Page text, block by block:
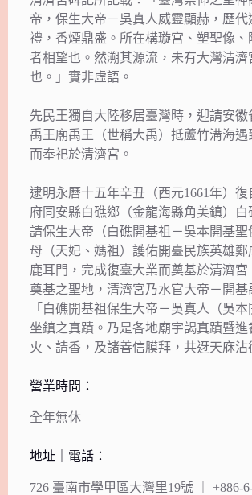
帝，保生大帝－吳真人威靈顯赫，歷代
禮，香煙鼎盛。所在構璇宮、塑聖像、
者相望也。然溯其源流，未有大灣清濟
也。」實非虛語。
先民王獨自大陸移居臺灣時，迎請安徽
禹王廟禹王（世稱大禹）抵蘆竹溝海遇
而奉祀於清濟宮。
逮明永曆十五年辛丑（西元1661年）復
府同安縣白礁鄉（金龍海縣角美鎮）白
請保生大帝（白礁開基祖－吳本開基聖
母（天妃、媽祖）護佑開臺民族英雄鄭
鹿耳門，完成復臺大業而奠基於清濟宮
奠基之聖地，清濟宮乃水官大帝－開基
「白礁開基祖保生大帝－吳真人（吳本
坐鎮之真蹟。乃是各地廟宇謁真蹟暨進
火、請香，及諸善信膜拜，共迓天庥沾
營業時間：
全年無休
地址｜電話：
726 臺南市學甲區大灣里19號 ｜ +886-